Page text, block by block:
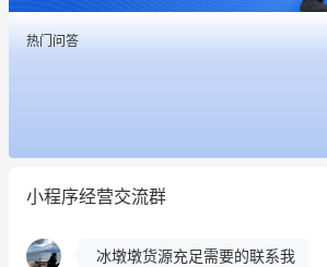
热门问答
小程序经营交流群
餐饮也得靠私域和服务提高竞争力
昨晚的直播课程太好啦❤️
冰墩墩货源充足需要的联系我